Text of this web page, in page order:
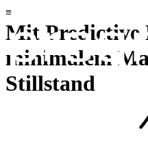
Mit Predictive
minimalem
Stillstand